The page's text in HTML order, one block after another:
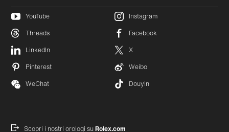
Passa al
contenuto
principale
Passa
al
YouTube
Instagram
Threads
Facebook
LinkedIn
X
Pinterest
Weibo
WeChat
Douyin
Scopri i nostri orologi suRolex.com